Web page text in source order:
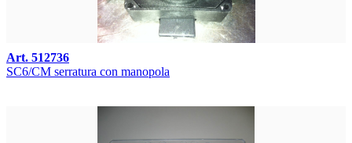
Art. 512736
SC6/CM serratura con manopola